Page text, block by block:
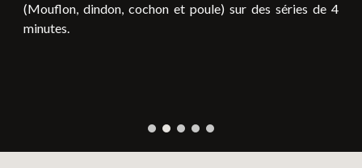
(Mouflon, dindon, cochon et poule) sur des séries de 4
minutes.